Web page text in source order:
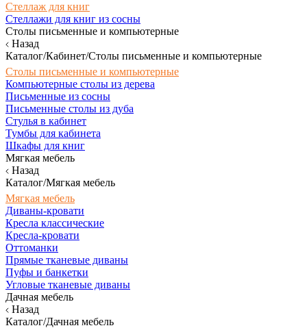
Стеллаж для книг
Стеллажи для книг из сосны
Столы письменные и компьютерные
Назад
Каталог/Кабинет/Столы письменные и компьютерные
Столы письменные и компьютерные
Компьютерные столы из дерева
Письменные из сосны
Письменные столы из дуба
Стулья в кабинет
Тумбы для кабинета
Шкафы для книг
Мягкая мебель
Назад
Каталог/Мягкая мебель
Мягкая мебель
Диваны-кровати
Кресла классические
Кресла-кровати
Оттоманки
Прямые тканевые диваны
Пуфы и банкетки
Угловые тканевые диваны
Дачная мебель
Назад
Каталог/Дачная мебель